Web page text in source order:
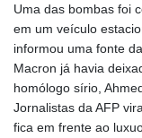
Uma das bombas foi
em um veículo
informou uma fonte
Macron já havia
homólogo sírio,
Jornalistas da AFP
fica em frente ao